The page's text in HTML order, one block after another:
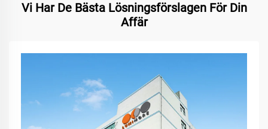
Vi Har De Bästa Lösningsförslagen För Din
Affär